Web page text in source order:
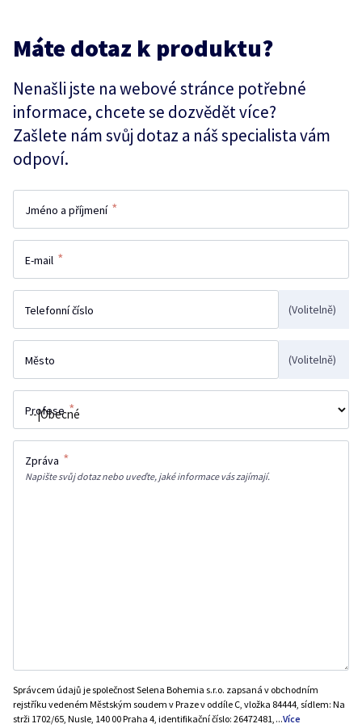
Máte dotaz k produktu?
Nenašli jste na webové stránce potřebné
informace, chcete se dozvědět více?
Zašlete nám svůj dotaz a náš specialista vám
odpoví.
Jméno a příjmení *
E-mail *
Telefonní číslo (Volitelně)
Město (Volitelně)
Profese *
Zpráva *
Napište svůj dotaz nebo uveďte, jaké informace vás zajímají.
Správcem údajů je společnost Selena Bohemia s.r.o. zapsaná v obchodním
rejstříku vedeném Městským soudem v Praze v oddíle C, vložka 84444, sídlem: Na
strži 1702/65, Nusle, 140 00 Praha 4, identifikační číslo: 26472481, ...Více